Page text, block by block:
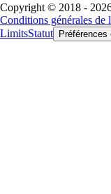
Copyright © 2018 -
Conditions générales de
LimitsStatut Préférences